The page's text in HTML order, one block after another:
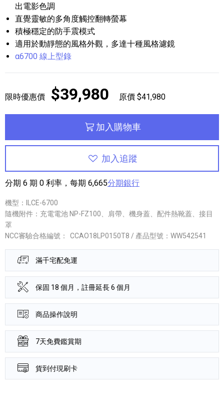
出電影色調
直覺靈敏的多角度觸控翻轉螢幕
積極穩定的防手震模式
適用於動靜態的風格外觀，多達十種風格濾鏡
α6700 線上型錄
限時優惠價 $39,980 原價 $41,980
加入購物車
加入追蹤
分期 6 期 0 利率，每期 6,665分期銀行
機型：ILCE-6700
隨機附件：充電電池 NP-FZ100、肩帶、機身蓋、配件熱靴蓋、接目
罩
NCC審驗合格編號：
CCAO18LP0150T8 / 產品型號：WW542541
滿千宅配免運
保固 18 個月，註冊延長 6 個月
商品操作說明
7天免費鑑賞期
貨到付現刷卡